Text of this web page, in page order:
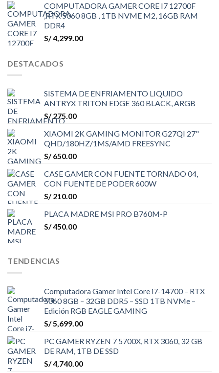
COMPUTADORA GAMER CORE I7 12700F
,RTX 5060 8GB , 1TB NVME M2, 16GB RAM
DDR4
S/4,299.00
DESTACADOS
SISTEMA DE ENFRIAMENTO LIQUIDO
ANTRYX TRITON EDGE 360 BLACK, ARGB
S/275.00
XIAOMI 2K GAMING MONITOR G27QI 27"
QHD/180HZ/1MS/AMD FREESYNC
S/650.00
CASE GAMER CON FUENTE TORNADO 04,
CON FUENTE DE PODER 600W
S/210.00
PLACA MADRE MSI PRO B760M-P
S/450.00
TENDENCIAS
Computadora Gamer Intel Core i7-14700 – RTX
5060 8GB – 32GB DDR5 – SSD 1TB NVMe –
Edición RGB EAGLE GAMING
S/5,699.00
PC GAMER RYZEN 7 5700X, RTX 3060, 32 GB
DE RAM, 1TB DE SSD
S/4,740.00